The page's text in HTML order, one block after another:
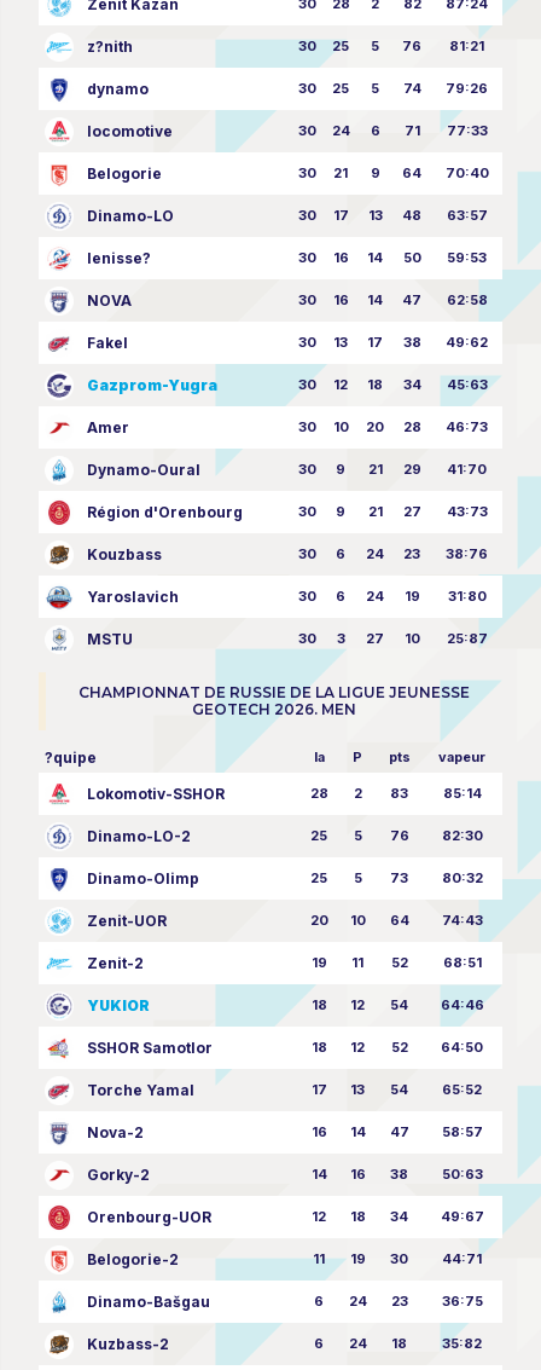
Zenit Kazan
z?nith 30 25 5 76 81:21
dynamo 30 25 5 74 79:26
locomotive 30 24 6 71 77:33
Belogorie 30 21 9 64 70:40
Dinamo-LO 30 17 13 48 63:57
Ienisse? 30 16 14 50 59:53
NOVA 30 16 14 47 62:58
Fakel 30 13 17 38 49:62
Gazprom-Yugra 30 12 18 34 45:63
Amer 30 10 20 28 46:73
Dynamo-Oural 30 9 21 29 41:70
Région d'Orenbourg 30 9 21 27 43:73
Kouzbass 30 6 24 23 38:76
Yaroslavich 30 6 24 19 31:80
MSTU 30 3 27 10 25:87
CHAMPIONNAT DE RUSSIE DE LA LIGUE JEUNESSE
GEOTECH 2026. MEN
?quipe la P pts vapeur
Lokomotiv-SSHOR 28 2 83 85:14
Dinamo-LO-2 25 5 76 82:30
Dinamo-Olimp 25 5 73 80:32
Zenit-UOR 20 10 64 74:43
Zenit-2 19 11 52 68:51
YUKIOR 18 12 54 64:46
SSHOR Samotlor 18 12 52 64:50
Torche Yamal 17 13 54 65:52
Nova-2 16 14 47 58:57
Gorky-2 14 16 38 50:63
Orenbourg-UOR 12 18 34 49:67
Belogorie-2 11 19 30 44:71
Dinamo-Bašgau 6 24 23 36:75
Kuzbass-2 6 24 18 35:82